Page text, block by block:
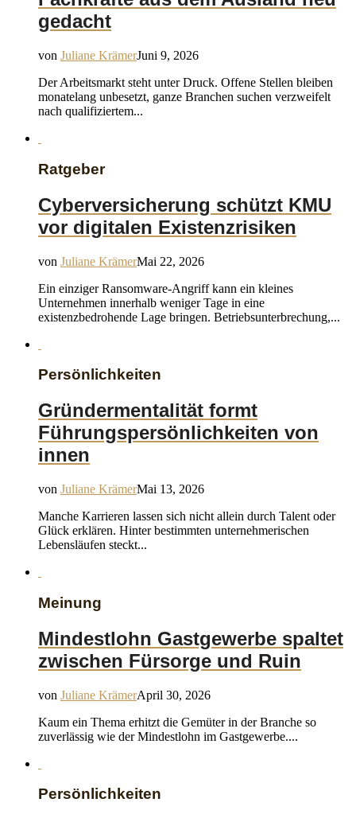
gedacht
von Juliane KrämerJuni 9, 2026
Der Arbeitsmarkt steht unter Druck. Offene Stellen bleiben
monatelang unbesetzt, ganze Branchen suchen verzweifelt
nach qualifiziertem...
Ratgeber
Cyberversicherung schützt KMU
vor digitalen Existenzrisiken
von Juliane KrämerMai 22, 2026
Ein einziger Ransomware-Angriff kann ein kleines
Unternehmen innerhalb weniger Tage in eine
existenzbedrohende Lage bringen. Betriebsunterbrechung,...
Persönlichkeiten
Gründermentalität formt
Führungspersönlichkeiten von
innen
von Juliane KrämerMai 13, 2026
Manche Karrieren lassen sich nicht allein durch Talent oder
Glück erklären. Hinter bestimmten unternehmerischen
Lebensläufen steckt...
Meinung
Mindestlohn Gastgewerbe spaltet
zwischen Fürsorge und Ruin
von Juliane KrämerApril 30, 2026
Kaum ein Thema erhitzt die Gemüter in der Branche so
zuverlässig wie der Mindestlohn im Gastgewerbe....
Persönlichkeiten